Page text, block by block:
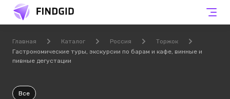
Главная Каталог Россия
Торжок
Гастрономические туры, экскурсии по барам и кафе, винные и
пивные дегустации
Все